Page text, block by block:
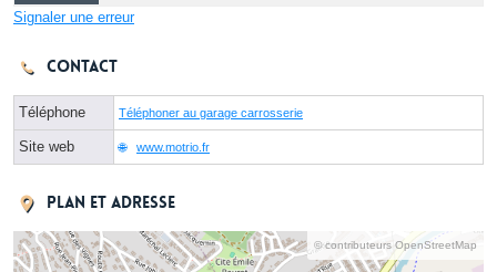
Signaler une erreur
Contact
Téléphone Téléphoner au garage carrosserie
Site web www.motrio.fr
Plan et adresse
© contributeurs OpenStreetMap